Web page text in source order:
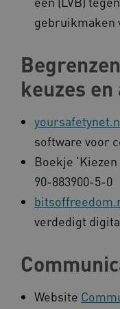
gebruikmaken
keuzes
software voor
Boekje
90-883900-5-0
verdedigt
Website
__Secure-
FPLC
BCSessionID